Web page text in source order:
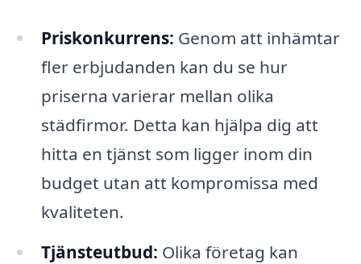
Priskonkurrens: Genom att inhämtar
fler erbjudanden kan du se hur
priserna varierar mellan olika
städfirmor. Detta kan hjälpa dig att
hitta en tjänst som ligger inom din
budget utan att kompromissa med
kvaliteten.
Tjänsteutbud: Olika företag kan